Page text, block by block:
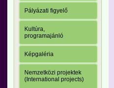
Pályázati figyelő
Kultúra,
programajánló
Képgaléria
Nemzetközi projektek
(International projects)